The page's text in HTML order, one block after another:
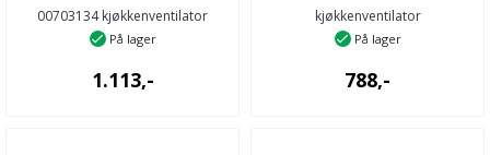
00703134 kjøkkenventilator
På lager
1.113,-
kjøkkenventilator
På lager
788,-